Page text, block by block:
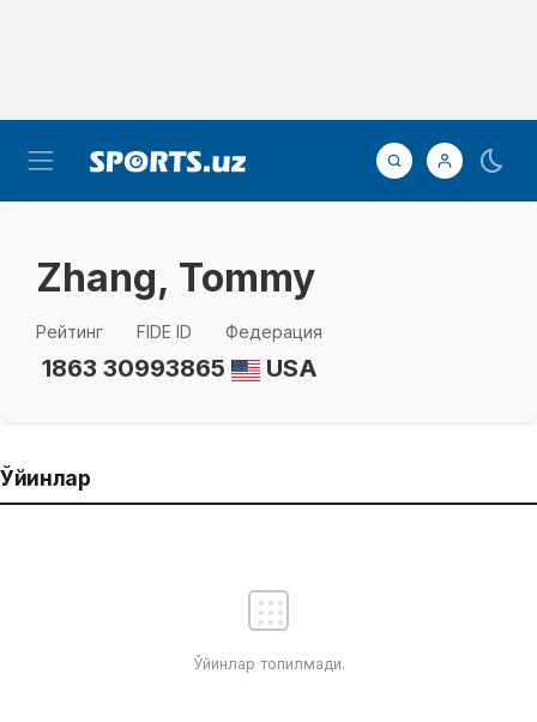
Zhang, Tommy
Рейтинг
1863
FIDE ID
30993865
Федерация
USA
Ўйинлар
Ўйинлар топилмади.